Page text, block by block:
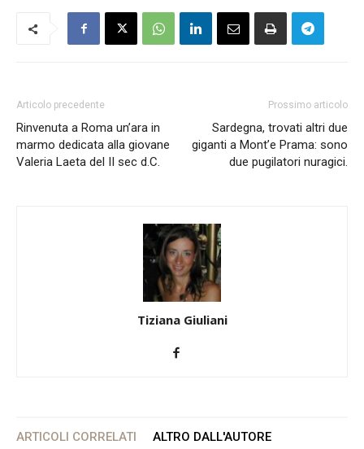
Articolo precedente
Rinvenuta a Roma un’ara in
marmo dedicata alla giovane
Valeria Laeta del II sec d.C.
Prossimo articolo
Sardegna, trovati altri due
giganti a Mont’e Prama: sono
due pugilatori nuragici.
Tiziana Giuliani
ARTICOLI CORRELATI ALTRO DALL'AUTORE